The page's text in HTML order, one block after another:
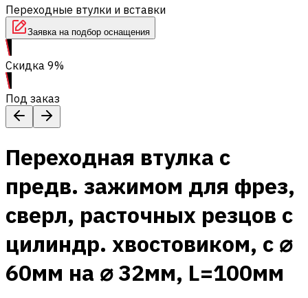
Переходные втулки и вставки
Заявка на подбор оснащения
Скидка 9%
Под заказ
Переходная втулка с
предв. зажимом для фрез,
сверл, расточных резцов с
цилиндр. хвостовиком, с ⌀
60мм на ⌀ 32мм, L=100мм